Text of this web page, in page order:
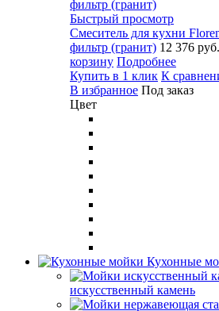
Быстрый просмотр
Смеситель для кухни
фильтр (гранит) 12 376 руб.
корзину Подробнее
Купить в 1 клик К
В избранное Под заказ
Цвет
Кухонные
искусственный камень